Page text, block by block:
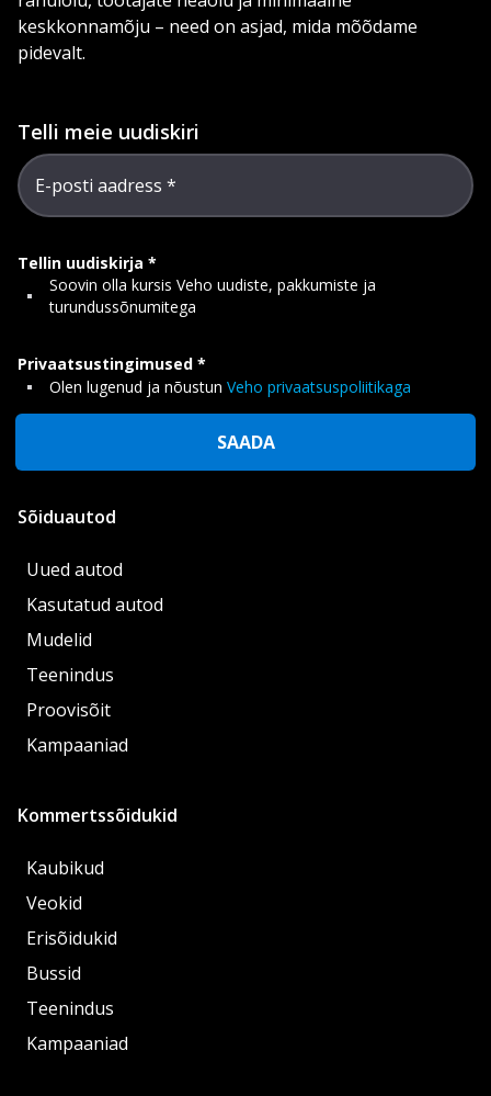
keskkonnamõju – need on asjad, mida mõõdame
pidevalt.
Telli meie uudiskiri
E-posti aadress
Tellin uudiskirja
Soovin olla kursis Veho uudiste, pakkumiste ja
turundussõnumitega
Privaatsustingimused
Olen lugenud ja nõustun Veho privaatsuspoliitikaga
SAADA
Sõiduautod
Uued autod
Kasutatud autod
Mudelid
Teenindus
Proovisõit
Kampaaniad
Kommertssõidukid
Kaubikud
Veokid
Erisõidukid
Bussid
Teenindus
Kampaaniad